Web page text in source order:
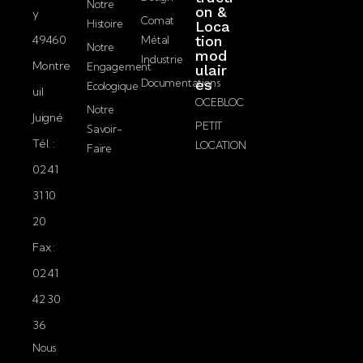
y
49460
Montre
uil
Juigné
Tél. :
02 41
31 10
20
Fax :
02 41
42 30
36
Nous
Notre
Histoire
Notre
Engagement
Ecologique
Notre
Savoir-
Faire
Comat
Métal
Industrie
Documentations
on &
Loca
tion
mod
ulair
es
OCEBLOC
PETIT
LOCATION